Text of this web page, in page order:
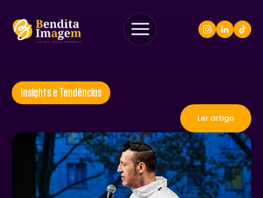
Insights e Tendências
Ler artigo